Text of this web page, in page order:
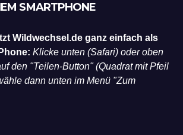
SMARTPHONE
Wildwechsel.de ganz einfach als
Klicke unten (Safari) oder oben
den "Teilen-Button" (Quadrat mit Pfeil
dann unten im Menü "Zum